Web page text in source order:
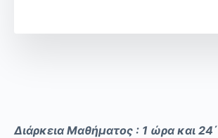
Διάρκεια Μαθήματος : 1 ώρα και 24΄